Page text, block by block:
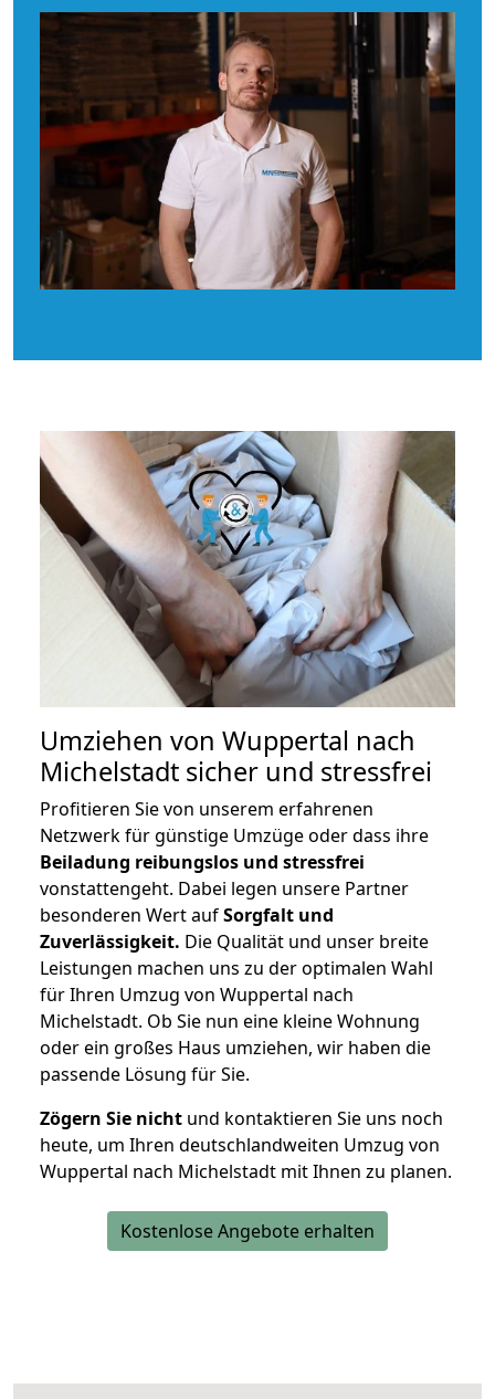
Umziehen von Wuppertal nach
Michelstadt sicher und stressfrei
Profitieren Sie von unserem erfahrenen
Netzwerk für günstige Umzüge oder dass ihre
Beiladung reibungslos und stressfrei
vonstattengeht. Dabei legen unsere Partner
besonderen Wert aufSorgfalt und
Zuverlässigkeit. Die Qualität und unser breite
Leistungen machen uns zu der optimalen Wahl
für Ihren Umzug von Wuppertal nach
Michelstadt. Ob Sie nun eine kleine Wohnung
oder ein großes Haus umziehen, wir haben die
passende Lösung für Sie.
Zögern Sie nicht und kontaktieren Sie uns noch
heute, um Ihren deutschlandweiten Umzug von
Wuppertal nach Michelstadt mit Ihnen zu planen.
Kostenlose Angebote erhalten